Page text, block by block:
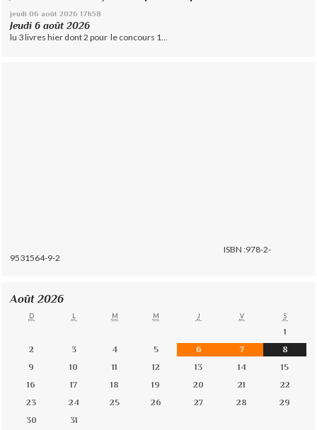
jeudi 06 août 2026 17h58
Jeudi 6 août 2026
lu 3 livres hier dont 2 pour le concours 1...
ISBN :978-2-
9531564-9-2
Août 2026
D L M M J V S
1
2
3 4 5 6 7
8
9
10 11 12 13 14
15
16
17 18 19 20 21
22
23
24 25 26 27 28
29
30
31